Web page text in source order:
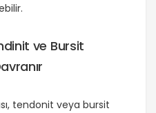
ve Bursit
tendonit veya bursit